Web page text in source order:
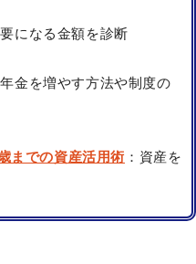
要になる金額を診断
年金を増やす方法や制度の
までの資産活用術 ：資産を